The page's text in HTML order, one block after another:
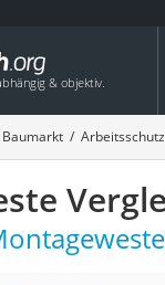
Baumarkt Arbeitsschutz